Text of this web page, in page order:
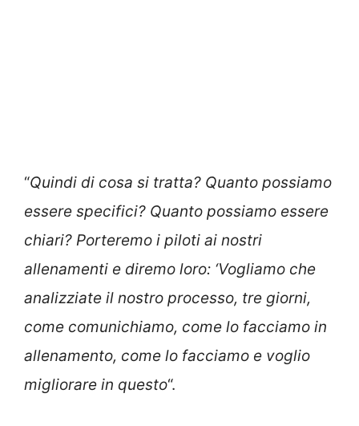
“Quindi di cosa si tratta? Quanto possiamo
essere specifici? Quanto possiamo essere
chiari? Porteremo i piloti ai nostri
allenamenti e diremo loro: ‘Vogliamo che
analizziate il nostro processo, tre giorni,
come comunichiamo, come lo facciamo in
allenamento, come lo facciamo e voglio
migliorare in questo“.